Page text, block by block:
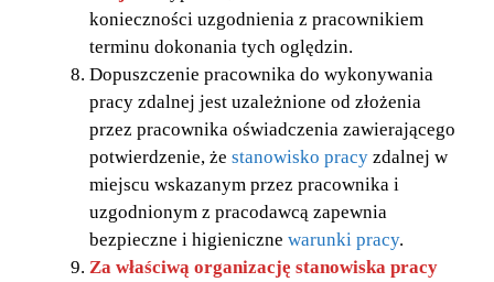
konieczności uzgodnienia z pracownikiem
terminu dokonania tych oględzin.
Dopuszczenie pracownika do wykonywania
pracy zdalnej jest uzależnione od złożenia
przez pracownika oświadczenia zawierającego
potwierdzenie, że stanowisko pracy zdalnej w
miejscu wskazanym przez pracownika i
uzgodnionym z pracodawcą zapewnia
bezpieczne i higieniczne warunki pracy.
Za właściwą organizację stanowiska pracy